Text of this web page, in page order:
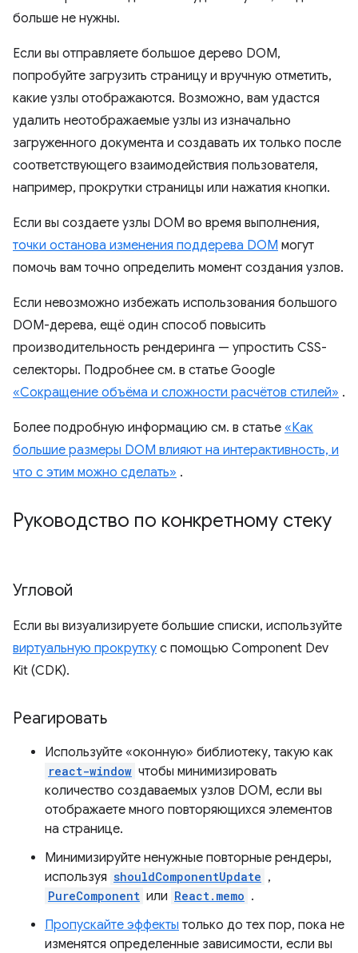
больше не нужны.
Если вы отправляете большое дерево DOM,
попробуйте загрузить страницу и вручную отметить,
какие узлы отображаются. Возможно, вам удастся
удалить неотображаемые узлы из изначально
загруженного документа и создавать их только после
соответствующего взаимодействия пользователя,
например, прокрутки страницы или нажатия кнопки.
Если вы создаете узлы DOM во время выполнения,
точки останова изменения поддерева DOM могут
помочь вам точно определить момент создания узлов.
Если невозможно избежать использования большого
DOM-дерева, ещё один способ повысить
производительность рендеринга — упростить CSS-
селекторы. Подробнее см. в статье Google
«Сокращение объёма и сложности расчётов стилей» .
Более подробную информацию см. в статье «Как
большие размеры DOM влияют на интерактивность, и
что с этим можно сделать» .
Руководство по конкретному стеку
Угловой
Если вы визуализируете большие списки, используйте
виртуальную прокрутку с помощью Component Dev
Kit (CDK).
Реагировать
Используйте «оконную» библиотеку, такую ​​как
react-window чтобы минимизировать
количество создаваемых узлов DOM, если вы
отображаете много повторяющихся элементов
на странице.
Минимизируйте ненужные повторные рендеры,
используя shouldComponentUpdate ,
PureComponent или React.memo .
Пропускайте эффекты только до тех пор, пока не
изменятся определенные зависимости, если вы